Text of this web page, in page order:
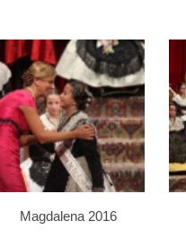
Magdalena 2016